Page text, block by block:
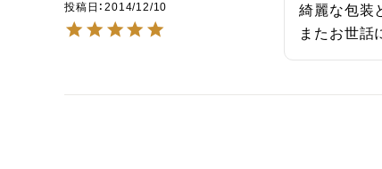
投稿日
2014/12/10
綺麗な包装
またお世話